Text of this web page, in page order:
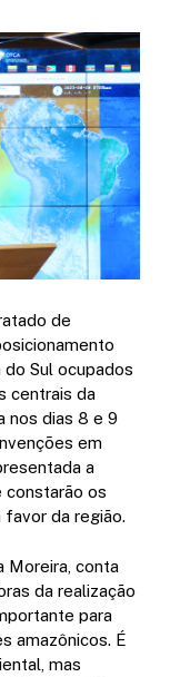
de
Sul ocupados
centrais da
nos dias 8 e 9
em
a
constarão os
da região.
Moreira, conta
da realização
para
amazônicos. É
mas